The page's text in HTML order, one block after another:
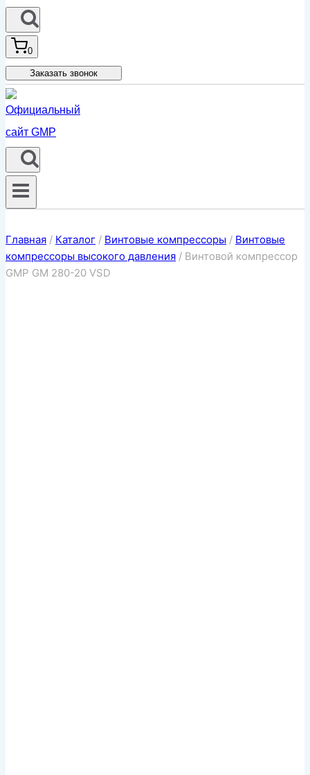
0
Заказать звонок
Главная / Каталог / Винтовые компрессоры / Винтовые
компрессоры высокого давления / Винтовой компрессор
GMP GM 280-20 VSD